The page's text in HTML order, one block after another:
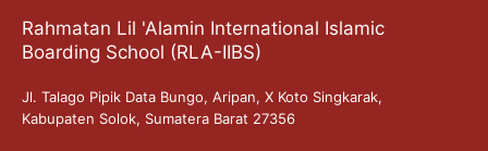
Rahmatan Lil 'Alamin International Islamic
Boarding School (RLA-IIBS)
Jl. Talago Pipik Data Bungo, Aripan, X Koto Singkarak,
Kabupaten Solok, Sumatera Barat 27356